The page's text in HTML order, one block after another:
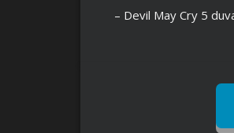
– Devil May Cry 5